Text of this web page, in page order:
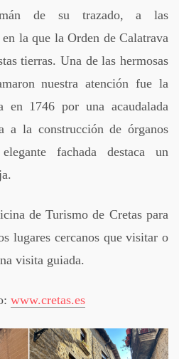
de su trazado, a las
la que la Orden de Calatrava
tierras. Una de las hermosas
nuestra atención fue la
en 1746 por una acaudalada
a la construcción de órganos
fachada destaca un
de Turismo de Cretas para
lugares cercanos que visitar o
visita guiada.
www.cretas.es